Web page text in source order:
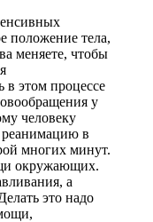
положение тела,
меняете, чтобы
в этом процессе
у
человеку
реанимацию в
многих минут.
окружающих.
а
это надо